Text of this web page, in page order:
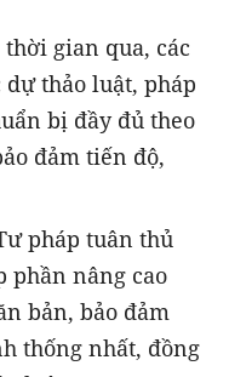
thời gian qua, các
thảo luật, pháp
bị đầy đủ theo
đảm tiến độ,
pháp tuân thủ
phần nâng cao
bản, bảo đảm
thống nhất, đồng